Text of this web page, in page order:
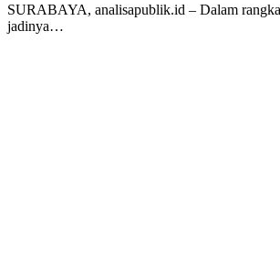
SURABAYA, analisapublik.id – Dalam
jadinya…